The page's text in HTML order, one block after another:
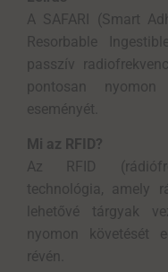
A SAFARI (Smart
Resorbable
passzív
pontosan nyomon
eseményét.
Mi az RFID?
Az RFID
technológia, amely
lehetővé tárgyak
nyomon követését
révén.